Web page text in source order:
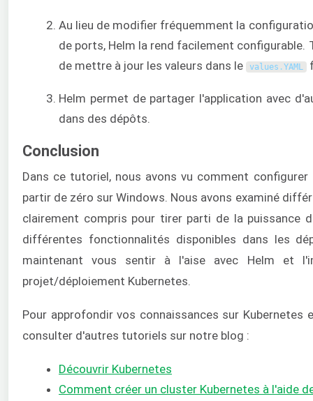
Au lieu de modifier fréquemment la
de ports, Helm la rend facilement
de mettre à jour les valeurs dans le
values .YAML
Helm permet de partager l'application avec
dans des dépôts.
Conclusion
Dans ce tutoriel, nous avons vu comment
partir de zéro sur Windows. Nous avons examiné
clairement compris pour tirer parti de la puissance
différentes fonctionnalités disponibles dans les
maintenant vous sentir à l'aise avec Helm et
projet/déploiement Kubernetes.
Pour approfondir vos connaissances sur
consulter d'autres tutoriels sur notre blog :
Découvrir Kubernetes
Comment créer un cluster Kubernetes à l'aide